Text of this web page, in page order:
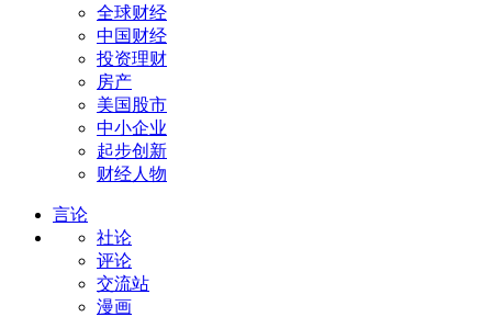
全球财经
中国财经
投资理财
房产
美国股市
中小企业
起步创新
财经人物
言论
社论
评论
交流站
漫画